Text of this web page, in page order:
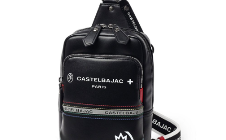
レゼント！※特典はレビュー確認後、2週間以内
に【ご注文者様のご住所】へ発送いたします。
クロ
在庫あり
カートに追加